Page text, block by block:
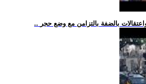
بالضفة بالتزامن مع وضع حجر